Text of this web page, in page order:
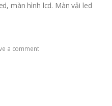
màn hình lcd. Màn vải led
a comment